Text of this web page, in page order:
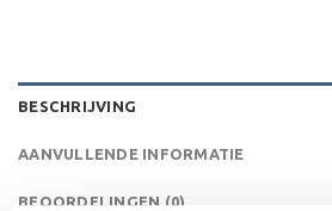
BESCHRIJVING
AANVULLENDE INFORMATIE
BEOORDELINGEN (0)